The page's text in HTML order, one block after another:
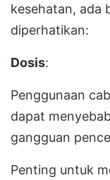
kesehatan, ada
diperhatikan:
Dosis:
Penggunaan
dapat
gangguan
Penting untuk